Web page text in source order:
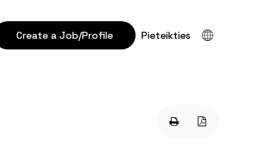
Create a Job/Profile Pieteikties